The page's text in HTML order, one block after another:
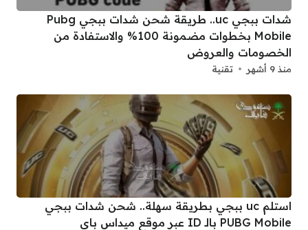
شدات ببجي uc.. طريقة شحن شدات ببجي Pubg
Mobile بخطوات مضمونة 100% والاستفادة من
الخصومات والعروض
منذ 9 أشهر تقنية
استلم uc ببجي بطريقة سهلة.. شحن شدات ببجي
PUBG Mobile بالـ ID عبر موقع ميداس باي